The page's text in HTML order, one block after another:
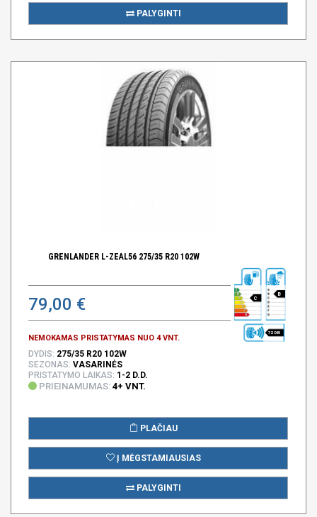
PALYGINTI
GRENLANDER L-ZEAL56 275/35 R20 102W
79,00 €
NEMOKAMAS PRISTATYMAS NUO 4 VNT.
C
B
72 DB
DYDIS: 275/35 R20 102W
SEZONAS: VASARINĖS
PRISTATYMO LAIKAS: 1-2 D.D.
PRIEINAMUMAS: 4+ VNT.
PLAČIAU
Į MĖGSTAMIAUSIAS
PALYGINTI